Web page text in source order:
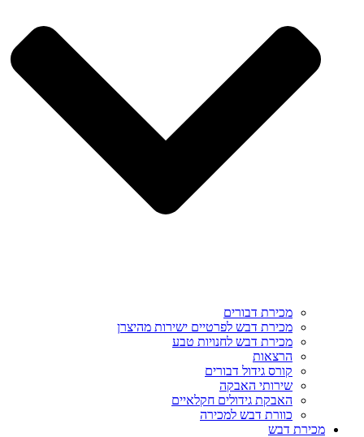
מכירת דבורים
מכירת דבש לפרטיים ישירות מהיצרן
מכירת דבש לחנויות טבע
הרצאות
קורס גידול דבורים
שירותי האבקה
האבקת גידולים חקלאיים
כוורת דבש למכירה
מכירת דבש